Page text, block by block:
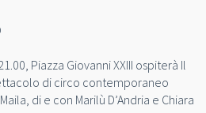
Piazza Giovanni XXIII ospiterà Il
di circo contemporaneo
di e con Marilù D’Andria e Chiara